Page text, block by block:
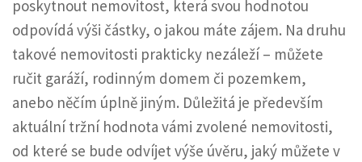
poskytnout nemovitost, která svou hodnotou
odpovídá výši částky, o jakou máte zájem. Na druhu
takové nemovitosti prakticky nezáleží – můžete
ručit garáží, rodinným domem či pozemkem,
anebo něčím úplně jiným. Důležitá je především
aktuální tržní hodnota vámi zvolené nemovitosti,
od které se bude odvíjet výše úvěru, jaký můžete v